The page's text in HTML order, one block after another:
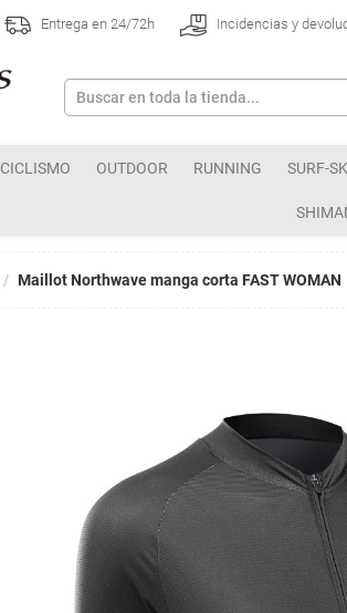
Entrega en 24/72h Incidencias y
CICLISMO OUTDOOR RUNNING SURF-
Maillot Northwave manga corta FAST WOMAN